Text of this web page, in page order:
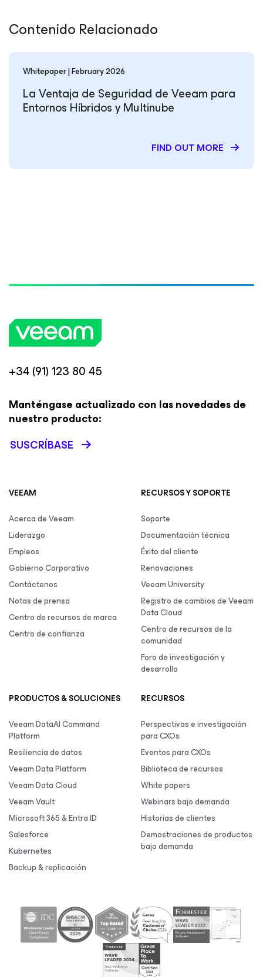
Contenido Relacionado
Whitepaper | February 2026
La Ventaja de Seguridad de Veeam para
Entornos Híbridos y Multinube
FIND OUT MORE
+34 (91) 123 80 45
Manténgase actualizado con las novedades de
nuestro producto:
SUSCRÍBASE
VEEAM
Acerca de Veeam
Liderazgo
Empleos
Gobierno Corporativo
Contáctenos
Notas de prensa
Centro de recursos de marca
Centro de confianza
RECURSOS Y SOPORTE
Soporte
Documentación técnica
Éxito del cliente
Renovaciones
Veeam University
Registro de cambios de Veeam
Data Cloud
Centro de recursos de la
comunidad
Foro de investigación y
desarrollo
PRODUCTOS & SOLUCIONES
Veeam DataAI Command
Platform
Resiliencia de datos
Veeam Data Platform
Veeam Data Cloud
Veeam Vault
Microsoft 365 & Entra ID
Salesforce
Kubernetes
Backup & replicación
RECURSOS
Perspectivas e investigación
para CXOs
Eventos para CXOs
Biblioteca de recursos
White papers
Webinars bajo demanda
Historias de clientes
Demostraciones de productos
bajo demanda